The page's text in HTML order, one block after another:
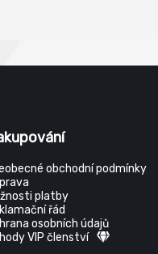
obchodní podmínky
platby
řád
osobních údajů
VIP členství